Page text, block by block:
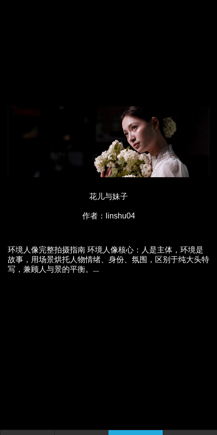
花儿与妹子
作者：linshu04
环境人像完整拍摄指南 环境人像核心：人是主体，环境是
故事，用场景烘托人物情绪、身份、氛围，区别于纯大头特
写，兼顾人与景的平衡。...